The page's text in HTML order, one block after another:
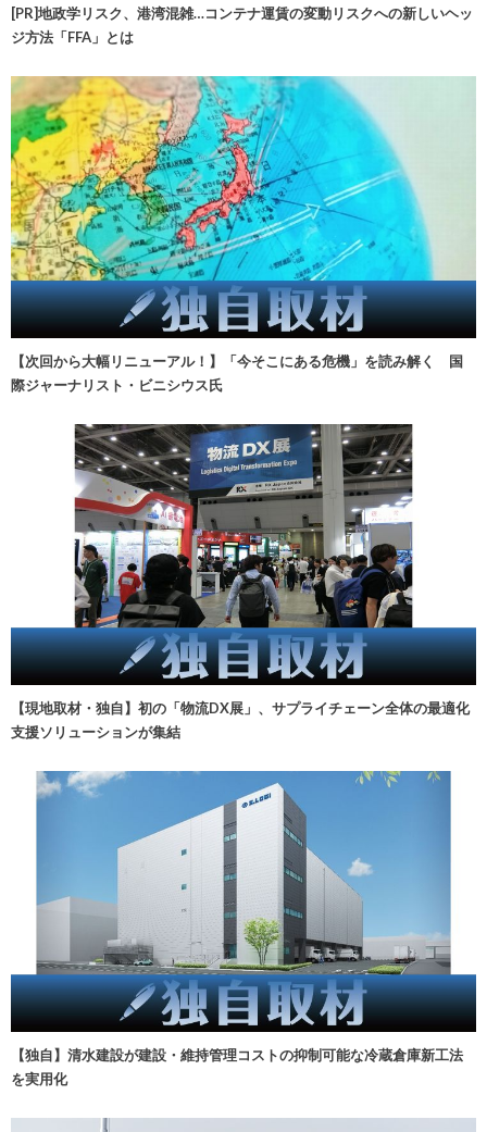
[PR]地政学リスク、港湾混雑…コンテナ運賃の変動リスクへの新しいヘッ
ジ方法「FFA」とは
【次回から大幅リニューアル！】「今そこにある危機」を読み解く 国
際ジャーナリスト・ビニシウス氏
【現地取材・独自】初の「物流DX展」、サプライチェーン全体の最適化
支援ソリューションが集結
【独自】清水建設が建設・維持管理コストの抑制可能な冷蔵倉庫新工法
を実用化